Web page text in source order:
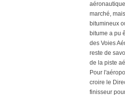
marché,
bitumineux
bitume a pu
des Voies
reste de
de la piste
Pour
croire le
finisseur